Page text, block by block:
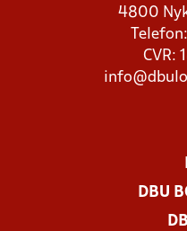
4800
CVR:
DBU